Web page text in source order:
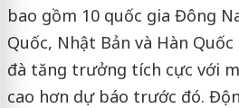
bao gồm 10 quốc gia Đông
Quốc, Nhật Bản và Hàn
đà tăng trưởng tích cực với
cao hơn dự báo trước đó.